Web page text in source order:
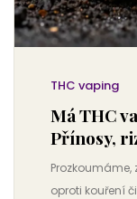
THC vaping
Má THC
Přínosy,
oproti kouření